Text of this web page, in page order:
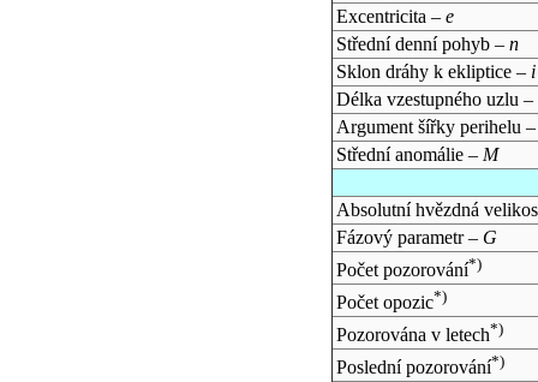
Excentricita – e
Střední denní pohyb – n
Sklon dráhy k ekliptice – i
Délka vzestupného uzlu –
Argument šířky perihelu
Střední anomálie – M
Absolutní hvězdná
Fázový parametr – G
Počet pozorování*)
Počet opozic*)
Pozorována v letech*)
Poslední pozorování*)